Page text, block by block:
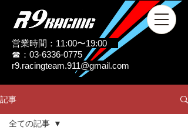
営業時間：11:00〜19:00
☎：03-6336-0775
r9.racingteam.911@gmail.com
記事
全ての記事